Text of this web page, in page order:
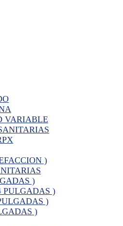
VARIABLE
)
)
PULGADAS )
)
)